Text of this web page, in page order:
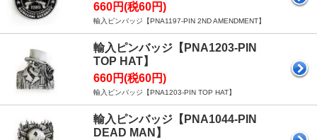
660円(税60円)
輸入ピンバッジ【PNA1197-PIN 2ND AMENDMENT】
輸入ピンバッジ【PNA1203-PIN
TOP HAT】
660円(税60円)
輸入ピンバッジ【PNA1203-PIN TOP HAT】
輸入ピンバッジ【PNA1044-PIN
DEAD MAN】